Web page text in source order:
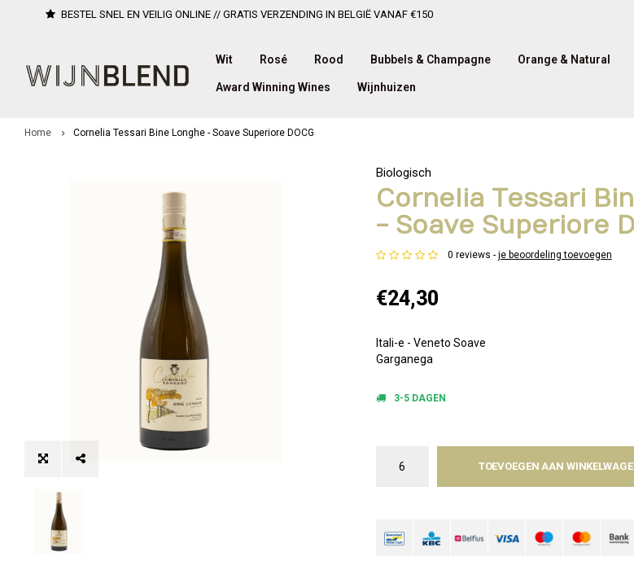
BESTEL SNEL EN VEILIG ONLINE // GRATIS VERZENDING IN BELGIË VANAF €150
Wit Rosé Rood Bubbels & Champagne Orange & Natural
Award Winning Wines Wijnhuizen
Home Cornelia Tessari Bine Longhe - Soave Superiore DOCG
Biologisch
Cornelia Tessari
- Soave Superiore
0 reviews - je beoordeling toevoegen
€24,30
Itali-e - Veneto Soave
Garganega
3-5 DAGEN
TOEVOEGEN AAN